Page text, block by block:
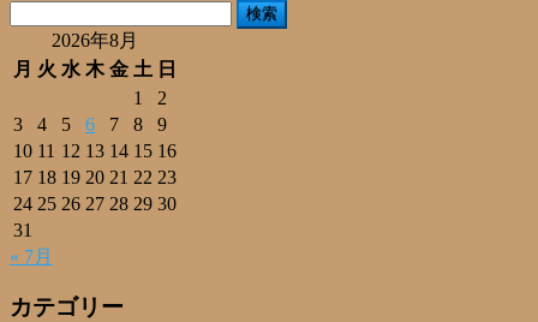
2026年8月
月 火 水 木 金 土 日
1
2
3
4 5 6 7 8
9
10 11 12 13 14 15 16
17 18 19 20 21 22 23
24 25 26 27 28 29 30
31
« 7月
カテゴリー